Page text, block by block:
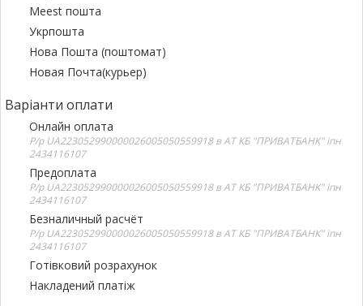
Meest пошта
Укрпошта
Нова Пошта (поштомат)
Новая Почта(курьер)
Варіанти оплати
Онлайн оплата
Р/р UA223052990000026005050559918 в АТ КБ "ПРИВАТБАНК" іпн
2434116107
Предоплата
Р/р UA223052990000026005050559918 в АТ КБ "ПРИВАТБАНК" іпн
2434116107
Безналичный расчёт
Р/р UA223052990000026005050559918 в АТ КБ "ПРИВАТБАНК" іпн
2434116107
Готівковий розрахунок
Накладений платіж